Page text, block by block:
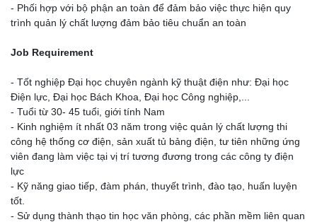
- Phối hợp với bộ phận an toàn để đảm bảo việc thực hiện quy
trình quản lý chất lượng đảm bảo tiêu chuẩn an toàn
Job Requirement
- Tốt nghiệp Đại học chuyên ngành kỹ thuật điện như: Đại học
Điện lực, Đại học Bách Khoa, Đại học Công nghiệp,...
- Tuổi từ 30- 45 tuổi, giới tính Nam
- Kinh nghiệm ít nhất 03 năm trong việc quản lý chất lượng thi
công hệ thống cơ điện, sản xuất tủ bảng điện, tư tiên những ứng
viên đang làm việc tại vị trí tương đương trong các công ty điện
lực
- Kỹ năng giao tiếp, đàm phán, thuyết trình, đào tạo, huấn luyện
tốt.
- Sử dụng thành thạo tin học văn phòng, các phần mềm liên quan